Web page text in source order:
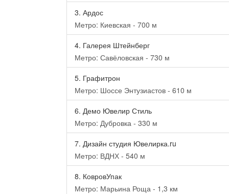
3. Ардос
Метро: Киевская - 700 м
4. Галерея Штейнберг
Метро: Савёловская - 730 м
5. Графитрон
Метро: Шоссе Энтузиастов - 610 м
6. Демо Ювелир Стиль
Метро: Дубровка - 330 м
7. Дизайн студия Ювелирка.ru
Метро: ВДНХ - 540 м
8. КовровУпак
Метро: Марьина Роща - 1,3 км